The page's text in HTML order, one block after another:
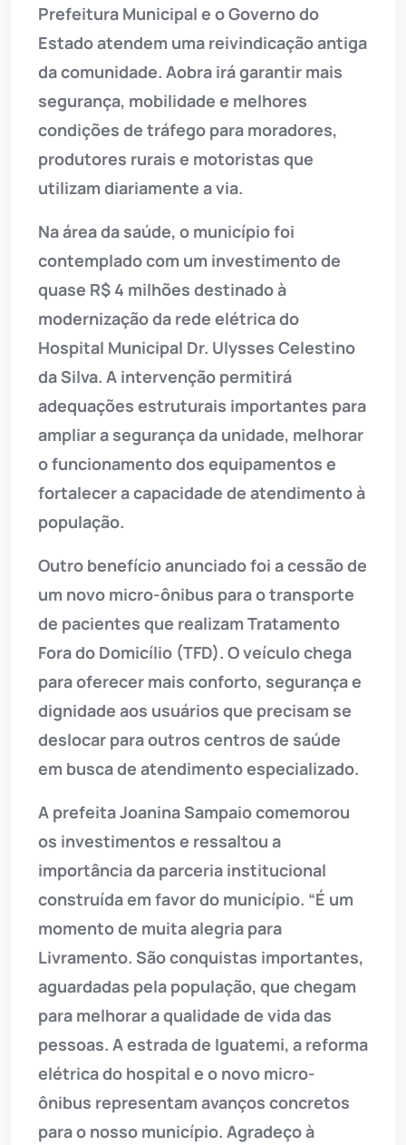
Prefeitura Municipal e o Governo do
Estado atendem uma reivindicação antiga
da comunidade. Aobra irá garantir mais
segurança, mobilidade e melhores
condições de tráfego para moradores,
produtores rurais e motoristas que
utilizam diariamente a via.
Na área da saúde, o município foi
contemplado com um investimento de
quase R$ 4 milhões destinado à
modernização da rede elétrica do
Hospital Municipal Dr. Ulysses Celestino
da Silva. A intervenção permitirá
adequações estruturais importantes para
ampliar a segurança da unidade, melhorar
o funcionamento dos equipamentos e
fortalecer a capacidade de atendimento à
população.
Outro benefício anunciado foi a cessão de
um novo micro-ônibus para o transporte
de pacientes que realizam Tratamento
Fora do Domicílio (TFD). O veículo chega
para oferecer mais conforto, segurança e
dignidade aos usuários que precisam se
deslocar para outros centros de saúde
em busca de atendimento especializado.
A prefeita Joanina Sampaio comemorou
os investimentos e ressaltou a
importância da parceria institucional
construída em favor do município. “É um
momento de muita alegria para
Livramento. São conquistas importantes,
aguardadas pela população, que chegam
para melhorar a qualidade de vida das
pessoas. A estrada de Iguatemi, a reforma
elétrica do hospital e o novo micro-
ônibus representam avanços concretos
para o nosso município. Agradeço à